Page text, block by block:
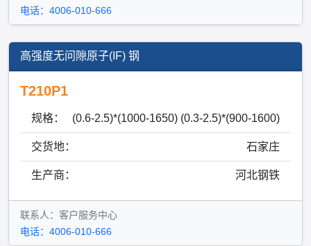
电话：4006-010-666
高强度无问隙原子(IF) 钢
T210P1
规格： (0.6-2.5)*(1000-1650) (0.3-2.5)*(900-1600)
交货地： 石家庄
生产商： 河北钢铁
联系人：客户服务中心
电话：4006-010-666